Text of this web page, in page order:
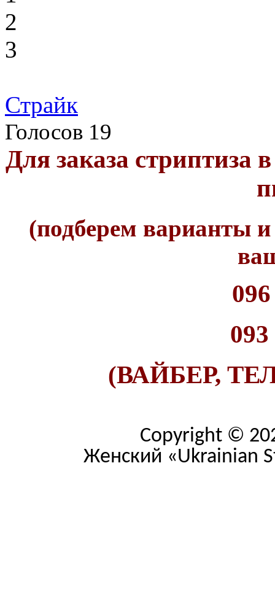
2
3
Страйк
Голосов 19
Для заказа стриптиза
(подберем варианты
(ВАЙБЕР,
Copyright ©
Женский «Ukrainian